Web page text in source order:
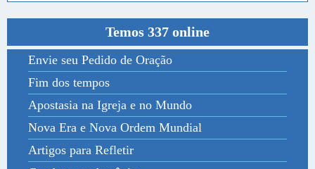
Temos 337 online
Envie seu Pedido de Oração
Fim dos tempos
Apostasia na Igreja e no Mundo
Nova Era e Nova Ordem Mundial
Artigos para Refletir